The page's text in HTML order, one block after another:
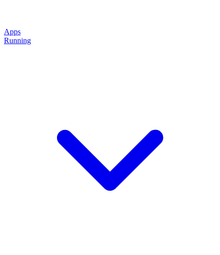
Apps
Running